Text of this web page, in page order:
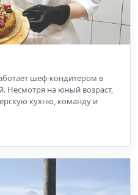
шеф-кондитером в
Несмотря на юный возраст,
кухню, команду и